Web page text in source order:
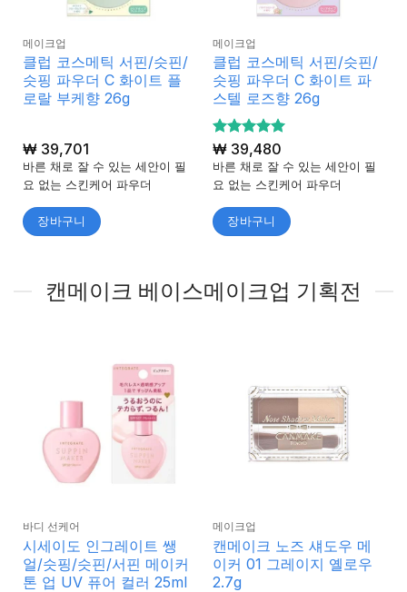
메이크업
클럽 코스메틱 서핀/슷핀/
슷핑 파우더 C 화이트 플
로랄 부케향 26g
₩39,701
바른 채로 잘 수 있는 세안이 필
요 없는 스킨케어 파우더
장바구니
메이크업
클럽 코스메틱 서핀/슷핀/
슷핑 파우더 C 화이트 파
스텔 로즈향 26g
5 중에서
5로 평가
됨
₩39,480
바른 채로 잘 수 있는 세안이 필
요 없는 스킨케어 파우더
장바구니
캔메이크 베이스메이크업 기획전
바디 선케어
시세이도 인그레이트 쌩
얼/슷핑/슷핀/서핀 메이커
톤 업 UV 퓨어 컬러 25ml
메이크업
캔메이크 노즈 섀도우 메
이커 01 그레이지 옐로우
2.7g